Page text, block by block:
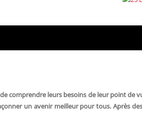
comprendre leurs besoins de leur point
un avenir meilleur pour tous. Après